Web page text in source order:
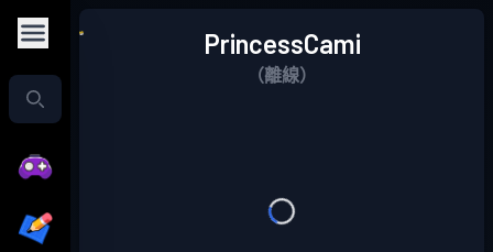
PrincessCami
（離線）